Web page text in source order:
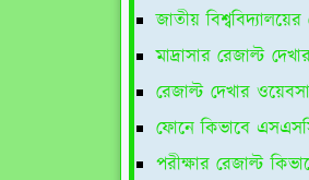
জাতীয়
মাদ্রাসার রেজাল্ট
রেজাল্ট দেখার
ফোনে কিভাবে
পরীক্ষার রেজাল্ট